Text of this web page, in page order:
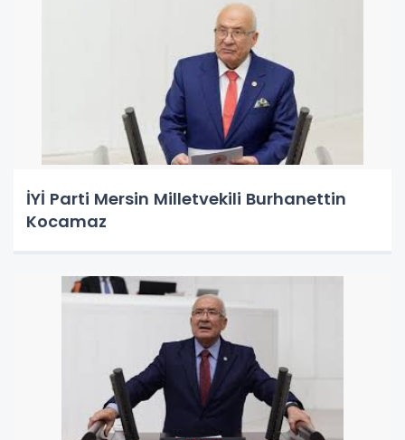
İYİ Parti Mersin Milletvekili Burhanettin
Kocamaz